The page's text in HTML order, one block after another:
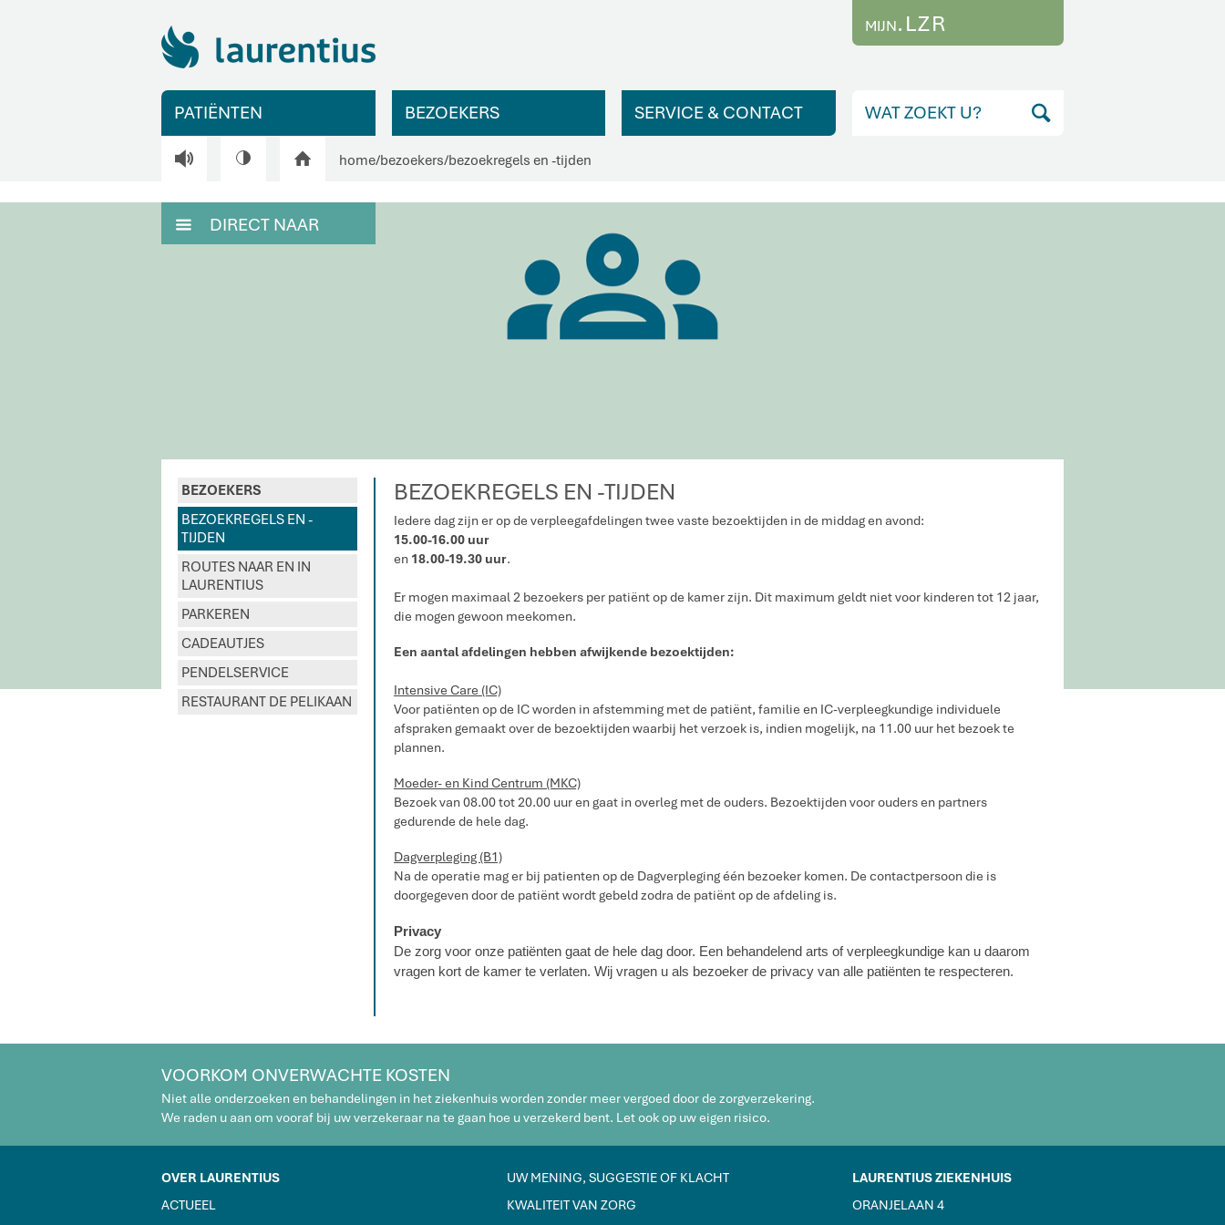
MIJN.LZR
PATIËNTEN BEZOEKERS SERVICE & CONTACT
V H home/bezoekers/bezoekregels en -tijden
M DIRECT NAAR
BEZOEKERS
BEZOEKREGELS EN -
TIJDEN
ROUTES NAAR EN IN
LAURENTIUS
PARKEREN
CADEAUTJES
PENDELSERVICE
RESTAURANT DE PELIKAAN
BEZOEKREGELS EN -TIJDEN
Iedere dag zijn er op de verpleegafdelingen twee vaste bezoektijden in de middag en avond:
15.00-16.00 uur
en 18.00-19.30 uur.
Er mogen maximaal 2 bezoekers per patiënt op de kamer zijn. Dit maximum geldt niet voor kinderen tot 12 jaar,
die mogen gewoon meekomen.
Een aantal afdelingen hebben afwijkende bezoektijden:
Intensive Care (IC)
Voor patiënten op de IC worden in afstemming met de patiënt, familie en IC-verpleegkundige individuele
afspraken gemaakt over de bezoektijden waarbij het verzoek is, indien mogelijk, na 11.00 uur het bezoek te
plannen.
Moeder- en Kind Centrum (MKC)
Bezoek van 08.00 tot 20.00 uur en gaat in overleg met de ouders. Bezoektijden voor ouders en partners
gedurende de hele dag.
Dagverpleging (B1)
Na de operatie mag er bij patienten op de Dagverpleging één bezoeker komen. De contactpersoon die is
doorgegeven door de patiënt wordt gebeld zodra de patiënt op de afdeling is.
Privacy
De zorg voor onze patiënten gaat de hele dag door. Een behandelend arts of verpleegkundige kan u daarom
vragen kort de kamer te verlaten. Wij vragen u als bezoeker de privacy van alle patiënten te respecteren.
VOORKOM ONVERWACHTE KOSTEN
Niet alle onderzoeken en behandelingen in het ziekenhuis worden zonder meer vergoed door de zorgverzekering.
We raden u aan om vooraf bij uw verzekeraar na te gaan hoe u verzekerd bent. Let ook op uw eigen risico.
OVER LAURENTIUS
ACTUEEL
UW MENING, SUGGESTIE OF KLACHT
KWALITEIT VAN ZORG
LAURENTIUS ZIEKENHUIS
ORANJELAAN 4